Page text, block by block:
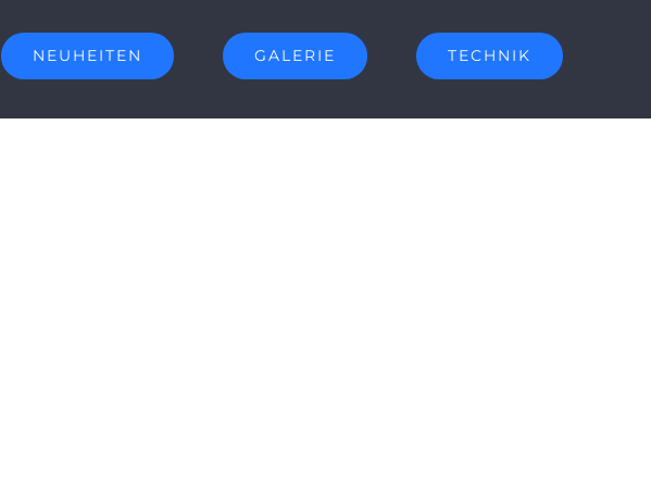
NEUHEITEN GALERIE TECHNIK